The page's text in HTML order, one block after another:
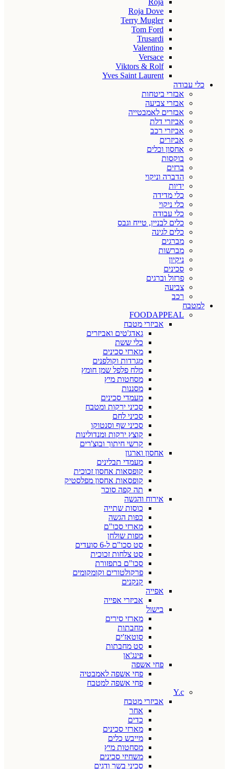
Roja
Roja Dove
Terry Mugler
Tom Ford
Trusardi
Valentino
Versace
Viktors & Rolf
Yves Saint Laurent
כלי עבודה
אבזרי ביטחות
אבזרי צביעה
אבזרים לאמבטייה
אביזרי דלת
אביזרי רכב
אביזרים
אחסון וכלים
בוקסות
ברזים
הדברה וניקוי
ידיות
כלי מדידה
כלי ניקוי
כלי עבודה
כלים לבניין, טייח וגבס
כלים לגינה
מברגים
מברשות
ניקיון
סכינים
פרזול וברגים
צביעה
רכב
למטבח
FOODAPPEAL
אביזרי מטבח
גאדג'טים ואביזרים
כלי ששת
מארזי סכינים
מגרדות וקולפנים
מלח פלפל שמן חומץ
מסחטות מיץ
מסננות
מעמדי סכינים
סכיני ירקות ומטבח
סכיני לחם
סכיני שף וסנטוקו
קוצץ ירקות ומנדולינות
קרשי חיתוך ובוצ'רים
אחסון וארגון
מעמדי תבלינים
קופסאות אחסון זכוכית
קופסאות אחסון מפלסטיק
תה קפה סוכר
אירוח והגשה
כוסות שתייה
כפות הגשה
מארזי סכו"ם
מפות שולחן
סט סכו"ם ל-6 סועדים
סט צלחות זכוכית
סכו"ם בתפזורת
פרקולטורים וקומקומים
קנקנים
אפייה
אביזרי אפייה
בישול
מארזי סירים
מחבתות
סוטאז'ים
סט מחבתות
פינג'אן
פחי אשפה
פחי אשפה לאמבטיה
פחי אשפה למטבח
Y.c
אביזרי מטבח
אחר
כדים
מארזי סכינים
מייבש כלים
מסחטות מיץ
משחיזי סכינים
סכיני בשר ודגים